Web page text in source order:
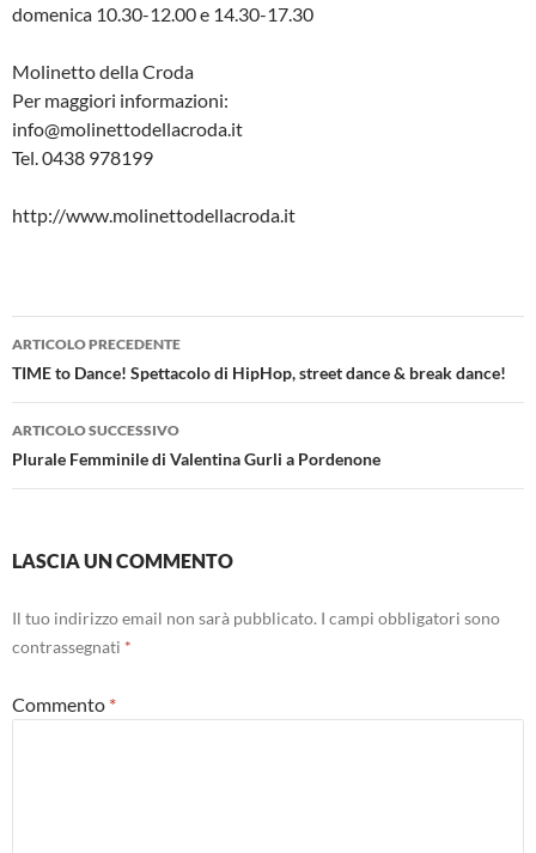
domenica 10.30-12.00 e 14.30-17.30
Molinetto della Croda
Per maggiori informazioni:
info@molinettodellacroda.it
Tel. 0438 978199
http://www.molinettodellacroda.it
Navigazione
articolo
ARTICOLO PRECEDENTE
TIME to Dance! Spettacolo di HipHop, street dance & break dance!
ARTICOLO SUCCESSIVO
Plurale Femminile di Valentina Gurli a Pordenone
LASCIA UN COMMENTO
Il tuo indirizzo email non sarà pubblicato. I campi obbligatori sono
contrassegnati *
Commento *